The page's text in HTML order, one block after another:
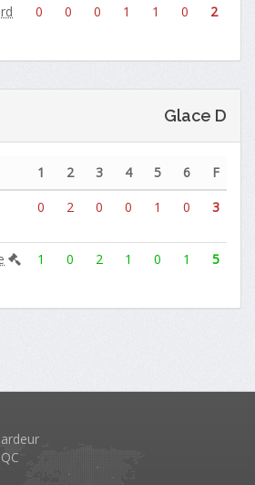
0 0 0 1 1 0 2
Glace D
1 2 3 4 5 6
F
0 2 0 0 1 0 3
1 0 2 1 0 1 5